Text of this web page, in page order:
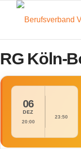
RG Köln-
06
DEZ
20:00
23:50